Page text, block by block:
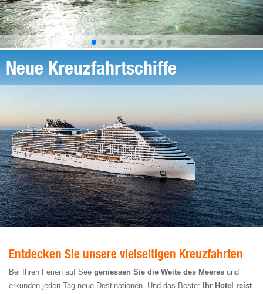
Neue Kreuzfahrtschiffe
Entdecken Sie unsere vielseitigen Kreuzfahrten
Bei Ihren Ferien auf See geniessen Sie die Weite des Meeres und
erkunden jeden Tag neue Destinationen. Und das Beste:
Ihr Hotel reist